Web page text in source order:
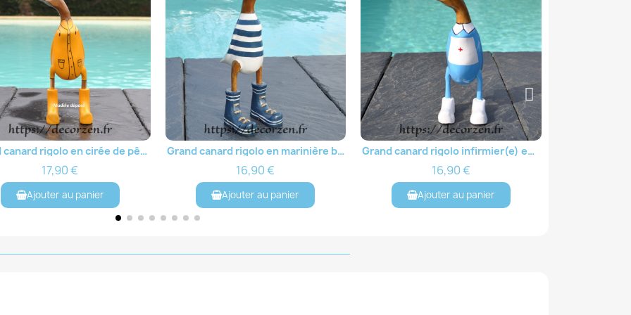
Aperçu rapide Grand canard rigolo en marinière bleue et blanche, en bois sculpté
16,90 €
Ajouter au panier
Aperçu rapide
16,90 €
Ajouter au panier
Aperçu rapide
22,90 €
Ajouter au panier